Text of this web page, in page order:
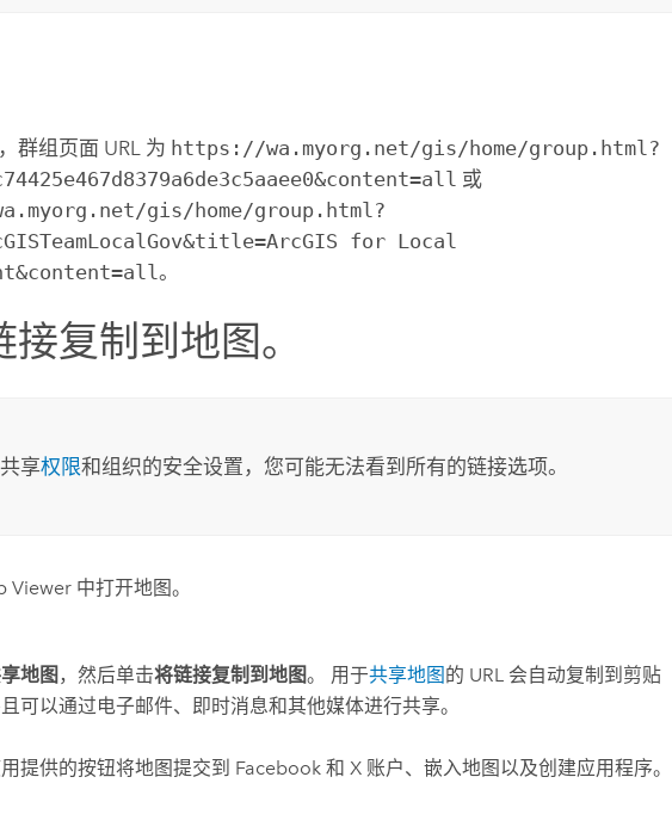
群组页面 URL 为 https://wa.myorg.net/gis/home/group.html?
或
gis/home/group.html?
for Local
。
复制到地图。
享权限和组织的安全设置，您可能无法看到所有的链接选项。
Viewer 中打开地图。
地图 ，然后单击将链接复制到地图。 用于共享地图的 URL 会自动复制到剪贴
可以通过电子邮件、即时消息和其他媒体进行共享。
提供的按钮将地图提交到 Facebook 和X 账户、嵌入地图以及创建应用程序。